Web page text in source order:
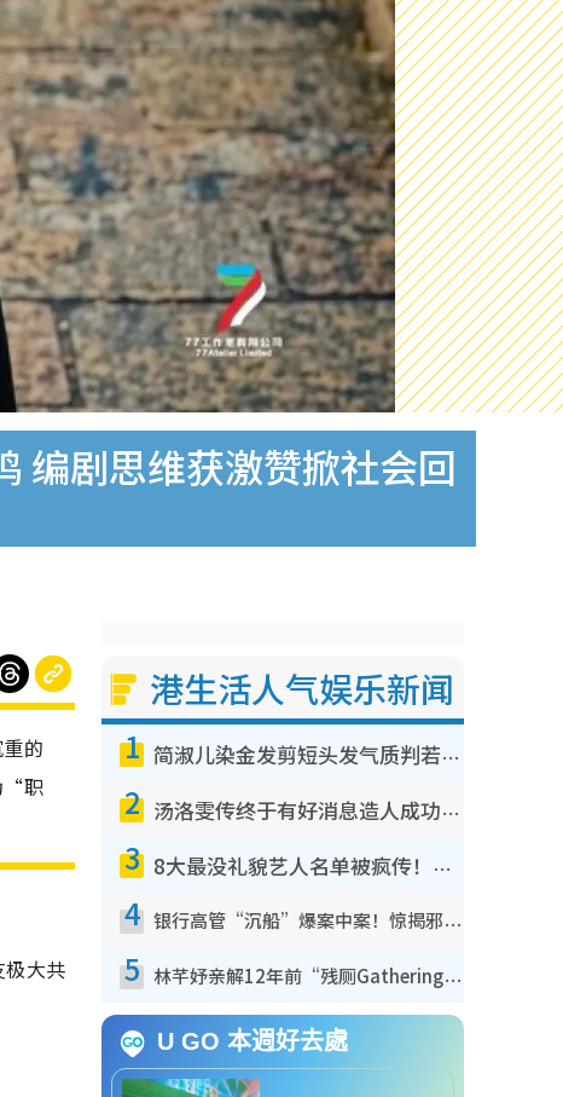
剧思维获激赞掀社会回
的
“职
大共
港生活人气娱乐新闻
1 简淑儿染金发剪短头发气质判若两人！吓坏老公麦大力都认不出：“你做什么？”
2 汤洛雯传终于有好消息造人成功！两大细节曝孕味极浓引猜测：大肚婆先会咁！
3 8大最没礼貌艺人名单被疯传！网友揭发明星真面目，一致数落这一位是无品天花板？
4 银行高管“沉船”爆案中案！惊揭邪教洗脑操控卖淫被吞600万，幕后黑手讲多错多
5 林芊妤亲解12年前“残厕Gathering”真相！高层解约一句话重创尊严，至今拒返TVB
U GO 本週好去處